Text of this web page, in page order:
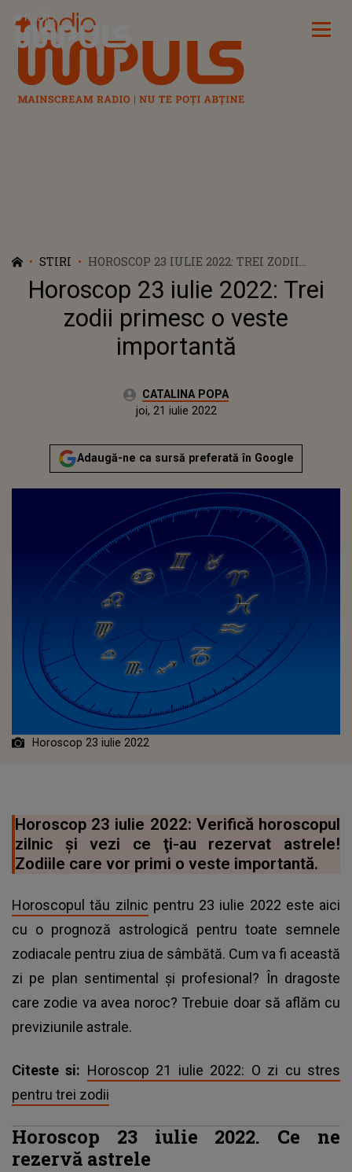
Radio Impuls
STIRI
HOROSCOP 23 IULIE 2022: TREI ZODII
PRIMESC O VESTE IMPORTANTĂ
Horoscop 23 iulie 2022: Trei
zodii primesc o veste
importantă
Autor:CATALINA POPA
Publicat:
joi, 21 iulie 2022
Adaugă-ne ca sursă preferată în Google
Horoscop 23 iulie 2022
Horoscop 23 iulie 2022: Verifică horoscopul
zilnic şi vezi ce ţi-au rezervat astrele!
Zodiile care vor primi o veste importantă.
Horoscopul tău zilnic pentru 23 iulie 2022 este aici
cu o prognoză astrologică pentru toate semnele
zodiacale pentru ziua de sâmbătă. Cum va fi această
zi pe plan sentimental și profesional? În dragoste
care zodie va avea noroc? Trebuie doar să aflăm cu
previziunile astrale.
Citeste si: Horoscop 21 iulie 2022: O zi cu stres
pentru trei zodii
Horoscop 23 iulie 2022. Ce ne
rezervă astrele